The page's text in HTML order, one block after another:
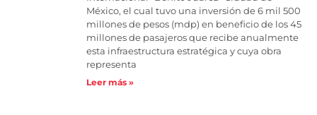
México, el cual tuvo una inversión de 6 mil 500
millones de pesos (mdp) en beneficio de los 45
millones de pasajeros que recibe anualmente
esta infraestructura estratégica y cuya obra
representa
Leer más »